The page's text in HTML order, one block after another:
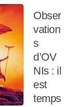
Obser
vation
s
d’OV
NIs : il
est
temps